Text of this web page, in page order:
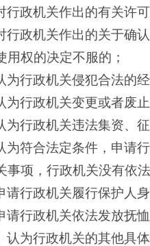
行政机关作出的有关许
行政机关作出的关于确
用权的决定不服的；
为行政机关侵犯合法的
为行政机关变更或者废
为行政机关违法集资、
为符合法定条件，申请
事项，行政机关没有依
请行政机关履行保护人
请行政机关依法发放抚
认为行政机关的其他具